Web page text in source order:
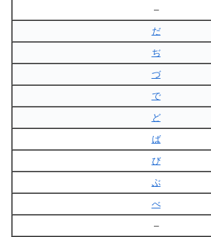
–
だ
ぢ
づ
で
ど
ば
び
ぶ
べ
–